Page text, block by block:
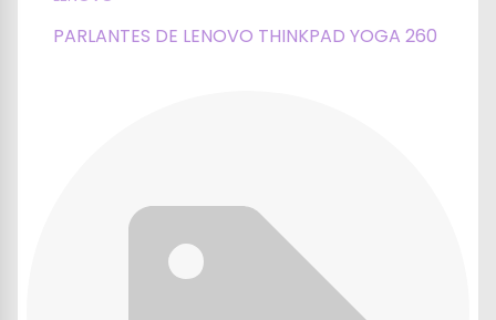
PARLANTES DE LENOVO THINKPAD YOGA 260